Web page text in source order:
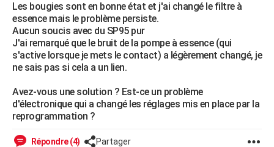
Carte de Noël
Carte Bonne année
Carte Saint-Valentin
Carte Pâques
Carte d'anniversaire
DICTIONNAIRE
Dictionnaire
Biographies
Citations
Expressions
Proverbes
PROGRAMME TV
COPAINS D'AVANT
AVIS DE DÉCÈS
FORUM
Bricolage
Lifestyle
Culture
Sport
Auto
Television
Voyage
Cinema
Les bougies sont en bonne état et j'ai changé le filtre à
essence mais le problème persiste.
Aucun soucis avec du SP95 pur
J'ai remarqué que le bruit de la pompe à essence (qui
s'active lorsque je mets le contact) a légèrement changé, je
ne sais pas si cela a un lien.
Avez-vous une solution ? Est-ce un problème
d'électronique qui a changé les réglages mis en place par la
reprogrammation ?
Répondre (4) Partager